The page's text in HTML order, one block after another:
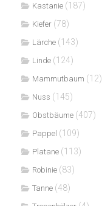
Kastanie (187)
Kiefer (78)
Lärche (143)
Linde (124)
Mammutbaum (12)
Nuss (145)
Obstbäume (407)
Pappel (109)
Platane (113)
Robinie (83)
Tanne (48)